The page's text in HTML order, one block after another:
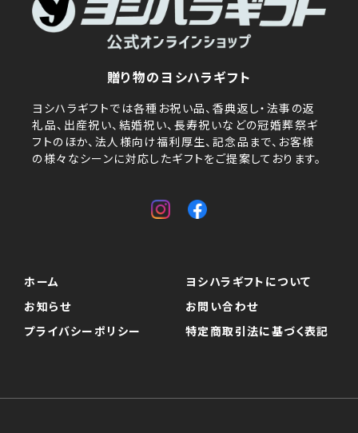
贈り物のヨシハラギフト
ヨシハラギフトでは各種お祝い品、香典返し・法事の返
礼品、出産祝い、結婚祝い、長寿祝いなどの冠婚葬祭ギ
フトのほか、法人様向け福利厚生、記念品まで、お客様
の様々なシーンに対応したギフトをご提案しております。
ホーム
ヨシハラギフトについて
お知らせ
お問い合わせ
プライバシーポリシー
特定商取引法に基づく表記